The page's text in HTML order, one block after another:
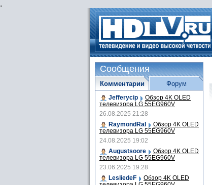
.
Сообщения
Комментарии
Jefferycip Обзор 4K OLED
телевизора LG 55EG960V
26.08.2025 21:28
RaymondRal
Обзор 4K OLED
телевизора LG 55EG960V
24.08.2025 19:02
Augustsoore
Обзор 4K OLED
телевизора LG 55EG960V
23.06.2025 19:28
LesliedeF
Обзор 4K OLED
Форум